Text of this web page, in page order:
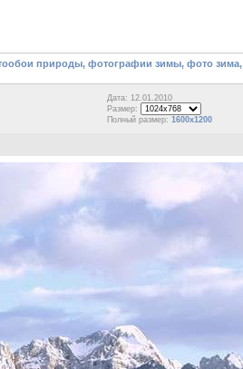
природы, фотографии зимы, фото зима,
Дата: 12.01.2010
Размер:
Полный размер: 1600x1200